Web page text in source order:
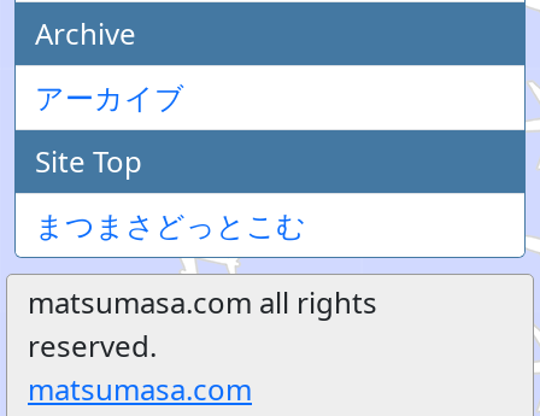
Archive
アーカイブ
Site Top
まつまさどっとこむ
matsumasa.com all rights
reserved.
matsumasa.com